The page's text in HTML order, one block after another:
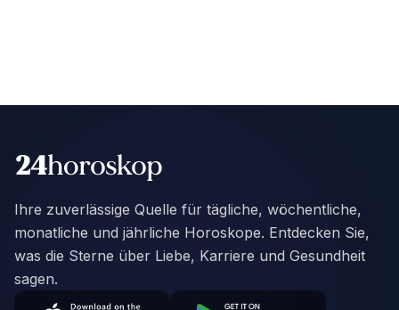
Ihre zuverlässige Quelle für tägliche, wöchentliche,
monatliche und jährliche Horoskope. Entdecken Sie,
was die Sterne über Liebe, Karriere und Gesundheit
sagen.